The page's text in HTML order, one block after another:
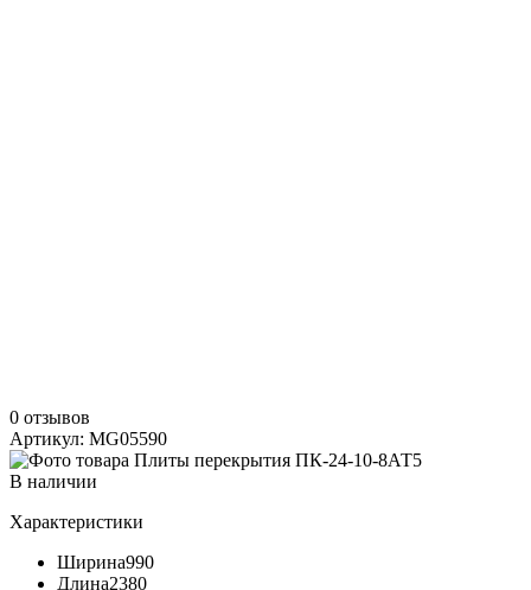
0 отзывов
Артикул: MG05590
В наличии
Характеристики
Ширина990
Длина2380